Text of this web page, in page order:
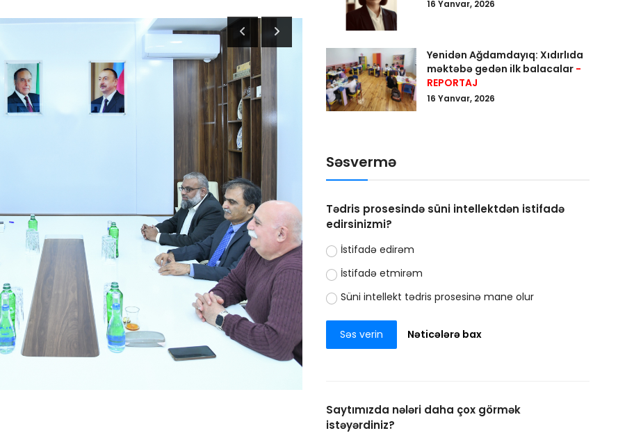
16 Yanvar, 2026
Yenidən Ağdamdayıq: Xıdırlıda
məktəbə gedən ilk balacalar -
REPORTAJ
16 Yanvar, 2026
Səsvermə
Tədris prosesində süni intellektdən istifadə
edirsinizmi?
İstifadə edirəm
İstifadə etmirəm
Süni intellekt tədris prosesinə mane olur
Səs verin Nəticələrə bax
Saytımızda nələri daha çox görmək
istəyərdiniz?